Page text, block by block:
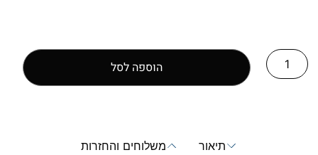
הוספה לסל
תיאור משלוחים והחזרות